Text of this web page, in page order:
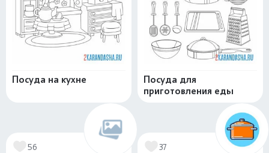
Посуда на кухне
Посуда для
приготовления еды
56 37